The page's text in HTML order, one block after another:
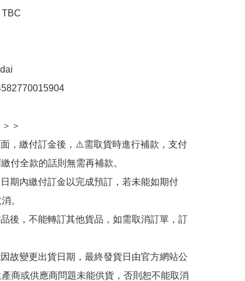
＞
，繳付訂金後，⚠️需取貨時進行補款，支付
付全款的話則無需再補款。
期內繳付訂金以完成預訂，若未能如期付
。
後，不能轉訂其他貨品，如需取消訂單，訂
故變更出貨日期，最終發貨日由官方網站公
商或供應商問題未能供貨，否則恕不能取消